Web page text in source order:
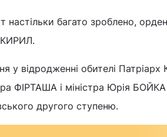
настільки багато зроблено,
КИРИЛ.
у відродженні обителі
ФІРТАША і міністра Юрія
другого ступеню.